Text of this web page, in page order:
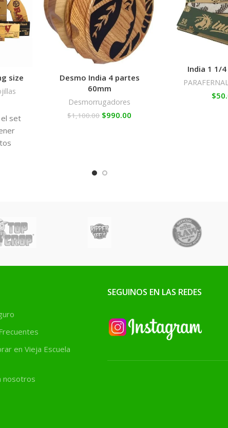
size
set
Desmo India 4 partes
60mm
Desmorrugadores
$1,100.00 $990.00
India 1 1/
$
en Vieja Escuela
nosotros
SEGUINOS EN LAS REDES